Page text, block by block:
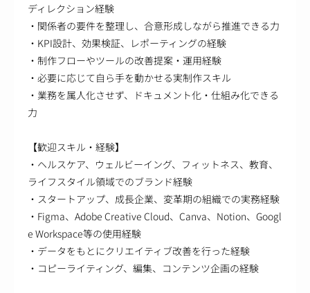
ディレクション経験
・関係者の要件を整理し、合意形成しながら推進できる力
・KPI設計、効果検証、レポーティングの経験
・制作フローやツールの改善提案・運用経験
・必要に応じて自ら手を動かせる実制作スキル
・業務を属人化させず、ドキュメント化・仕組み化できる
力
【歓迎スキル・経験】
・ヘルスケア、ウェルビーイング、フィットネス、教育、
ライフスタイル領域でのブランド経験
・スタートアップ、成長企業、変革期の組織での実務経験
・Figma、Adobe Creative Cloud、Canva、Notion、Googl
e Workspace等の使用経験
・データをもとにクリエイティブ改善を行った経験
・コピーライティング、編集、コンテンツ企画の経験